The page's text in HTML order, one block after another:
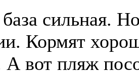
сильная.
Кормят
А вот пляж